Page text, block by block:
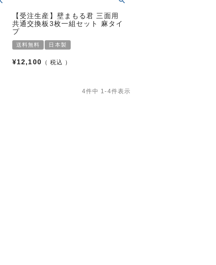
【受注生産】壁まもる君 三面用
共通交換板3枚一組セット 麻タイ
プ
送料無料 日本製
¥12,100 税込
4件中 1-4件表示